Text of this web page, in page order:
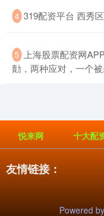
4 ​319配资平台 西秀
5
上海股票配资网
勣，两种应对，一个
悦来网 十大配
友情链接：
Powered